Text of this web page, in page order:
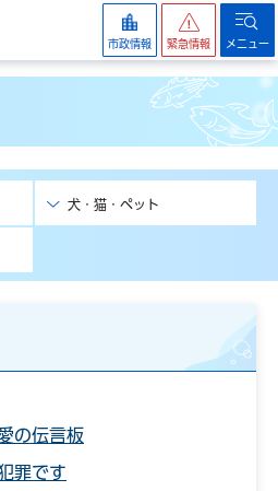
市政情報 緊急情報 メニュー
犬・猫・ペット
の伝言板
罪です